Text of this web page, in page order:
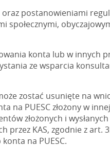
oraz postanowieniami
społecznymi,
konta lub w innych
ze wsparcia
zostać usunięte na
na PUESC złożony w
złożonych i
przez KAS, zgodnie z art.
na PUESC.